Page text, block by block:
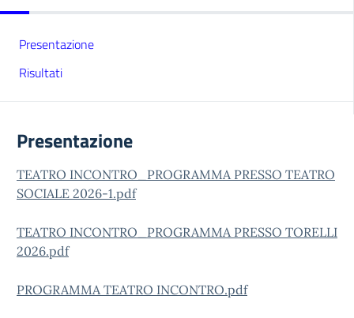
Presentazione
Risultati
Presentazione
TEATRO INCONTRO_PROGRAMMA PRESSO TEATRO
SOCIALE 2026-1.pdf
TEATRO INCONTRO_PROGRAMMA PRESSO TORELLI
2026.pdf
PROGRAMMA TEATRO INCONTRO.pdf